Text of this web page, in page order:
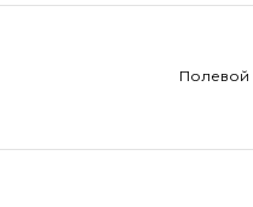
Полевой